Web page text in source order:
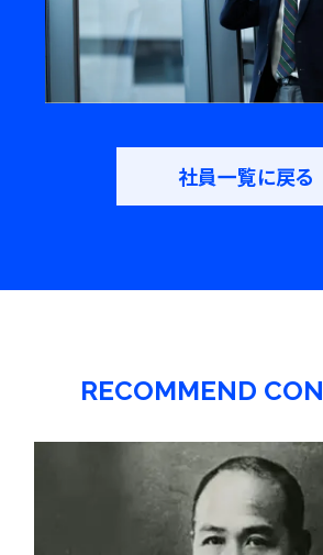
社員一覧に戻る
RECOMMEND